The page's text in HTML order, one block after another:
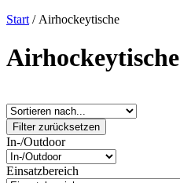
Start / Airhockeytische
Airhockeytische
Filter zurücksetzen
In-/Outdoor
Einsatzbereich